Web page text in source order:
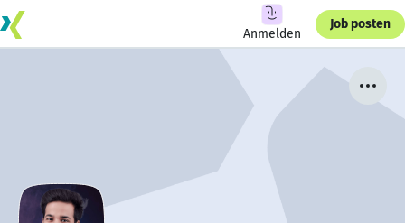
Anmelden
Job posten